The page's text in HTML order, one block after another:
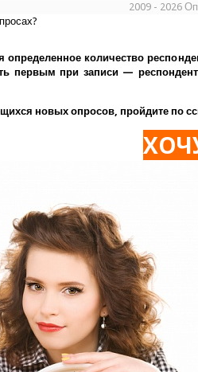
2009 - 2026
определенное количество
первым при записи —
новых опросов, пройдите по